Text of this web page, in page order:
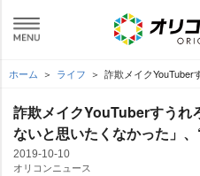
ホーム ライフ 詐欺メイクYouTuber
詐欺メイクYouTuberすうれ
ないと思いたくなかった」
2019-10-10
オリコンニュース